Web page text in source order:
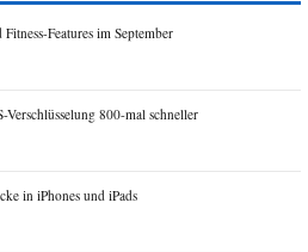
Features im September
800-mal schneller
in iPhones und iPads